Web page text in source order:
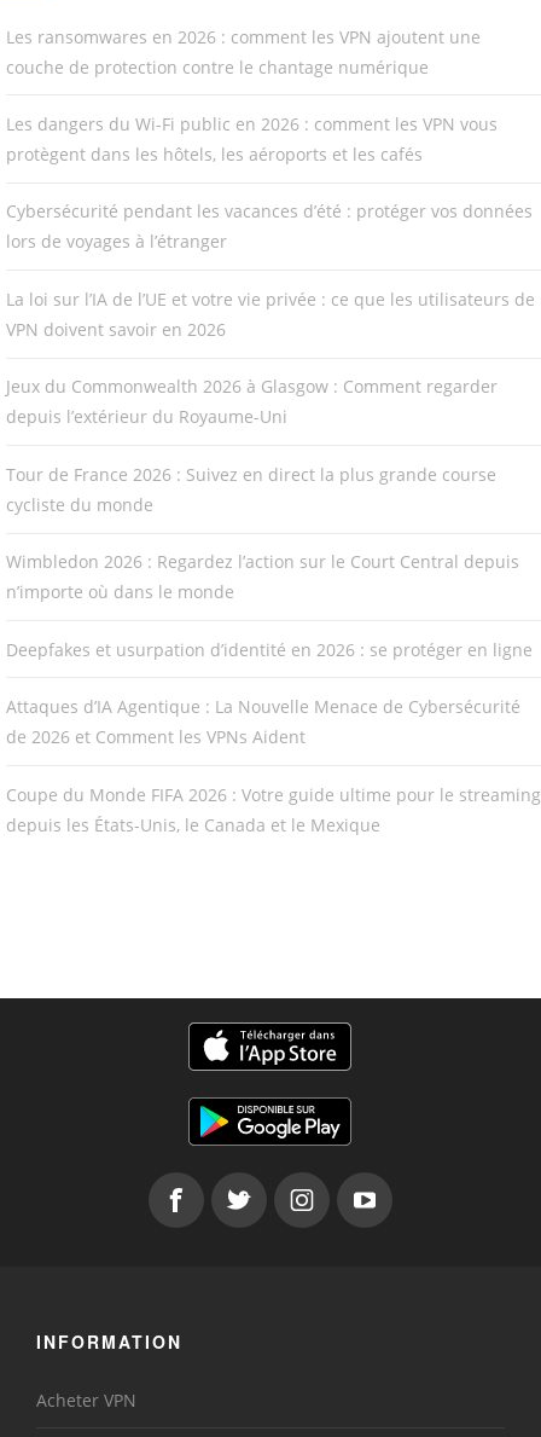
Les ransomwares en 2026 : comment les VPN ajoutent une
couche de protection contre le chantage numérique
Les dangers du Wi-Fi public en 2026 : comment les VPN vous
protègent dans les hôtels, les aéroports et les cafés
Cybersécurité pendant les vacances d’été : protéger vos données
lors de voyages à l’étranger
La loi sur l’IA de l’UE et votre vie privée : ce que les utilisateurs de
VPN doivent savoir en 2026
Jeux du Commonwealth 2026 à Glasgow : Comment regarder
depuis l’extérieur du Royaume-Uni
Tour de France 2026 : Suivez en direct la plus grande course
cycliste du monde
Wimbledon 2026 : Regardez l’action sur le Court Central depuis
n’importe où dans le monde
Deepfakes et usurpation d’identité en 2026 : se protéger en ligne
Attaques d’IA Agentique : La Nouvelle Menace de Cybersécurité
de 2026 et Comment les VPNs Aident
Coupe du Monde FIFA 2026 : Votre guide ultime pour le streaming
depuis les États-Unis, le Canada et le Mexique
INFORMATION
Acheter VPN